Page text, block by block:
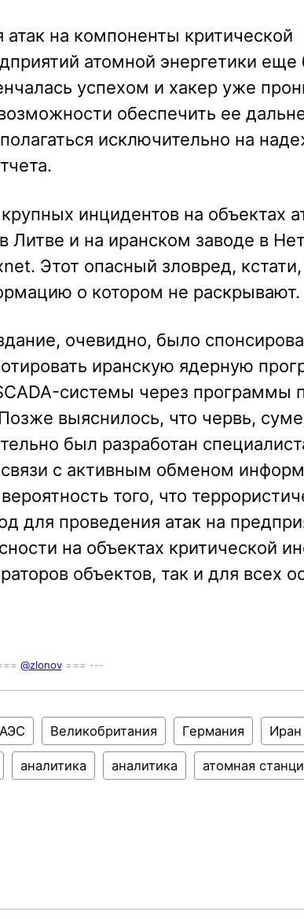
на компоненты критической
атомной энергетики еще
успехом и хакер уже
обеспечить ее
исключительно на
инцидентов на объектах
Литве и на иранском заводе в
Этот опасный зловред,
о котором не раскрывают.
очевидно, было
иранскую ядерную
системы через программы
выяснилось, что червь,
был разработан
с активным обменом
того, что
для проведения атак на
на объектах критической
объектов, так и для всех
@zlonov=== ---
АЭС Великобритания Германия Иран
аналитика аналитика атомная